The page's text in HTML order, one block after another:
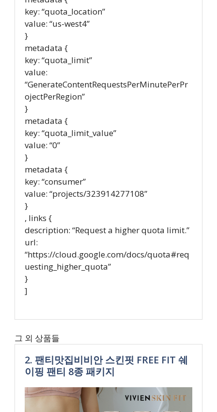
key: “quota_location”
value: “us-west4”
}
metadata {
key: “quota_limit”
value:
“GenerateContentRequestsPerMinutePerPr
ojectPerRegion”
}
metadata {
key: “quota_limit_value”
value: “0”
}
metadata {
key: “consumer”
value: “projects/323914277108”
}
, links {
description: “Request a higher quota limit.”
url:
“https://cloud.google.com/docs/quota#req
uesting_higher_quota”
}
]
그 외 상품들
2. 팬티맛집비비안 스킨핏 FREE FIT 쉐
이핑 팬티 8종 패키지